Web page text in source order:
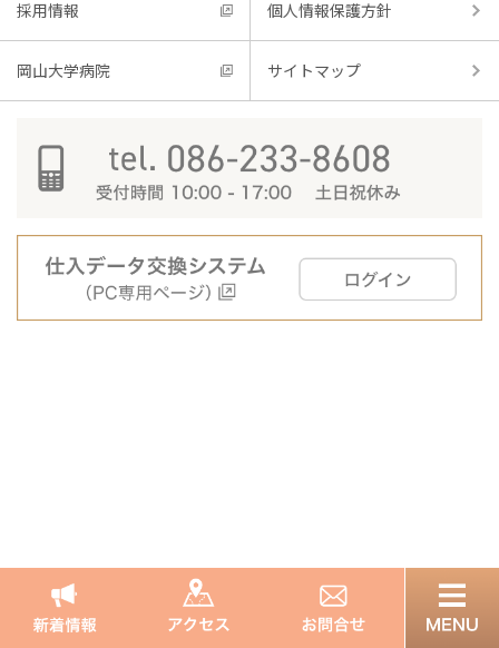
一覧へ戻る
非営利型法人 一般財団法人 積善会
〒700-8558 岡山県岡山市北区鹿田町2-5-1
岡山大学病院内
採用情報 個人情報保護方針
岡山大学病院 サイトマップ